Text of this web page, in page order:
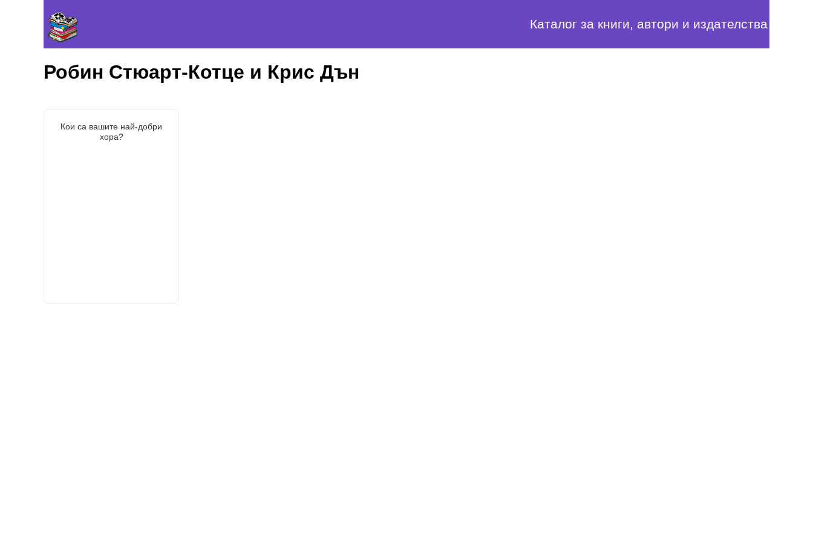
Каталог за книги, автори и издателства
Робин Стюарт-Котце и Крис Дън
Кои са вашите най-добри
хора?